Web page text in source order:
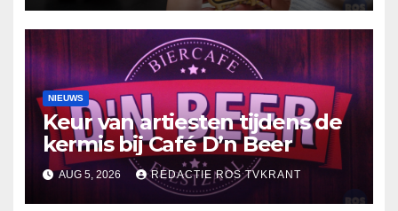
NIEUWS
Keur van artiesten tijdens de
kermis bij Café D’n Beer
AUG 5, 2026 REDACTIE ROS TVKRANT